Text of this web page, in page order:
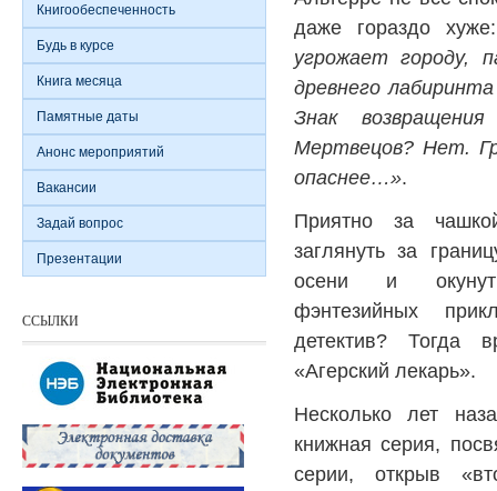
даже гораздо
угрожает городу,
древнего
Знак
Мертвецов? Нет.
опаснее…».
Приятно за
заглянуть за
осени и
фэнтезийных
детектив? Тогда
«Агерский лекарь».
Несколько лет
книжная серия,
серии, открыв
Книгообеспеченность
Будь в курсе
Книга месяца
Памятные даты
Анонс мероприятий
Вакансии
Задай вопрос
Презентации
ССЫЛКИ